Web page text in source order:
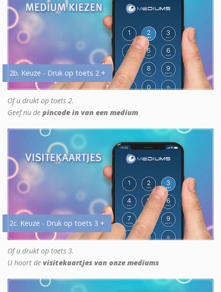
2b. Keuze - Druk op toets 2 +
Of u drukt op toets 2.
Geef nu de pincode in van een medium
2c. Keuze - Druk op toets 3 +
Of u drukt op toets 3.
U hoort de visitekaartjes van onze mediums